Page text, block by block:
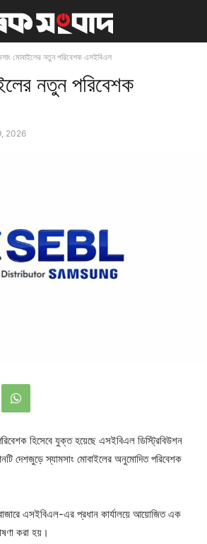
মোবাইলের নতুন পরিবেশক এসইবিএল
নতুন পরিবেশক
2026
হিসেবে যুক্ত হয়েছে এসইবিএল ডিস্ট্রিবিউশন
দেশজুড়ে স্যামসাং মোবাইলের অনুমোদিত পরিবেশক
এসইবিএল-এর প্রধান কার্যালয়ে আয়োজিত এক
করা হয়।